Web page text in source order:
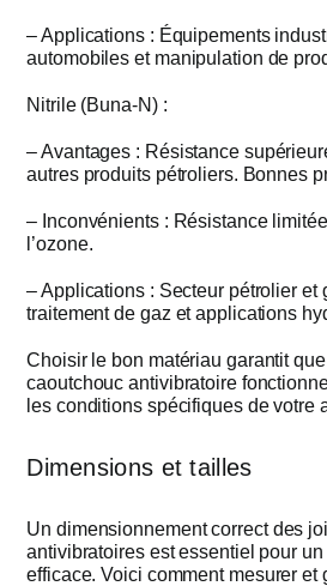
– Applications : Équipements
automobiles et manipulation de
Nitrile (Buna-N) :
– Avantages : Résistance
autres produits pétroliers. Bonnes
– Inconvénients : Résistance
l’ozone.
– Applications : Secteur pétrolier et
traitement de gaz et applications
Choisir le bon matériau garantit
caoutchouc antivibratoire
les conditions spécifiques de votre
Dimensions et tailles
Un dimensionnement correct des
antivibratoires est essentiel pour
efficace. Voici comment mesurer et